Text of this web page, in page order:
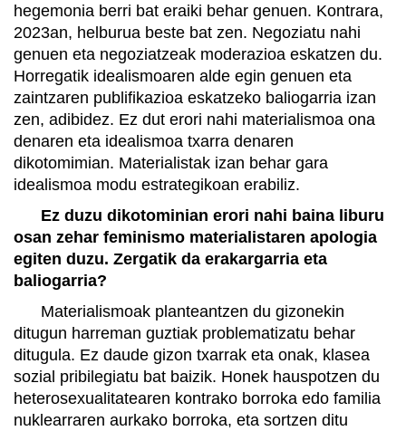
hegemonia berri bat eraiki behar genuen. Kontrara,
2023an, helburua beste bat zen. Negoziatu nahi
genuen eta negoziatzeak moderazioa eskatzen du.
Horregatik idealismoaren alde egin genuen eta
zaintzaren publifikazioa eskatzeko baliogarria izan
zen, adibidez. Ez dut erori nahi materialismoa ona
denaren eta idealismoa txarra denaren
dikotomimian. Materialistak izan behar gara
idealismoa modu estrategikoan erabiliz.
Ez duzu dikotominian erori nahi baina liburu
osan zehar feminismo materialistaren apologia
egiten duzu. Zergatik da erakargarria eta
baliogarria?
Materialismoak planteantzen du gizonekin
ditugun harreman guztiak problematizatu behar
ditugula. Ez daude gizon txarrak eta onak, klasea
sozial pribilegiatu bat baizik. Honek hauspotzen du
heterosexualitatearen kontrako borroka edo familia
nuklearraren aurkako borroka, eta sortzen ditu